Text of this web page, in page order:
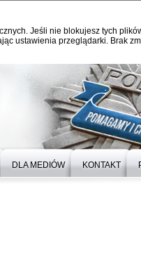
Jeśli nie blokujesz tych
ustawienia przeglądarki. Brak
DLA MEDIÓW KONTAKT